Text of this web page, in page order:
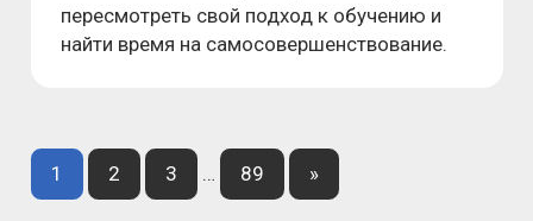
пересмотреть свой подход к обучению и
найти время на самосовершенствование.
Пагинация
1 2 3 … 89
Next
Posts
»